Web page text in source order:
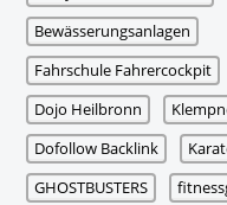
Bewässerungsanlagen
Fahrschule Fahrercockpit
Dojo Heilbronn
Dofollow Backlink
GHOSTBUSTERS